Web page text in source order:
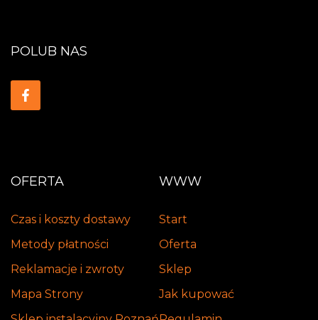
OFERTA
Czas i koszty dostawy
Metody płatności
Reklamacje i zwroty
Mapa Strony
WWW
Start
Oferta
Sklep
Jak kupować
POLUB NAS